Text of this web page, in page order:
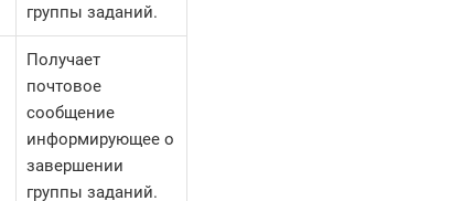
группы заданий.
Получает
почтовое
сообщение
информирующее о
завершении
группы заданий.